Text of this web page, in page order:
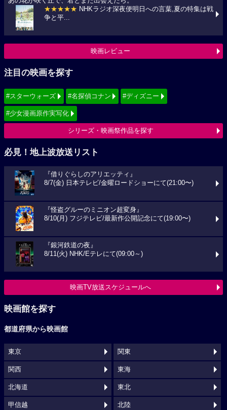
★★★★★ NHKラジオ深夜便明日への言葉,夏の特集は戦
争と平...
映画レビュー
注目の映画を探す
#スターウォーズ #名探偵コナン #ディズニー
#少女漫画原作実写化
シリーズ・映画祭作品を探す
必見！地上波放送リスト
『借りぐらしのアリエッティ』
8/7(金) 日本テレビ/金曜ロードショーにて(21:00〜)
『怪盗グルーのミニオン超変身』
8/10(月) フジテレビ/最新作公開記念にて(19:00〜)
『銀河鉄道の夜』
8/11(火) NHK/Eテレにて(09:00～)
映画TV放送スケジュールへ
映画館を探す
都道府県から映画館
東京 関東
関西 東海
北海道 東北
甲信越 北陸